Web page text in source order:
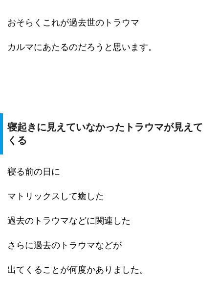
おそらくこれが過去世のトラウマ
カルマにあたるのだろうと思います。
寝起きに見えていなかったトラウマが見えて
くる
寝る前の日に
マトリックスして癒した
過去のトラウマなどに関連した
さらに過去のトラウマなどが
出てくることが何度かありました。